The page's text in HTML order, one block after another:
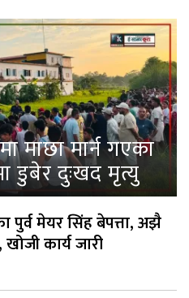
माछा मार्न गएका
डुबेर दुःखद मृत्यु
पुर्व मेयर सिंह बेपत्ता, अझै
कार्य जारी